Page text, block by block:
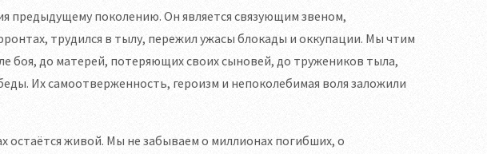
предыдущему поколению. Он является связующим звеном,
трудился в тылу, пережил ужасы блокады и оккупации. Мы чтим
боя, до матерей, потеряющих своих сыновей, до тружеников тыла,
Их самоотверженность, героизм и непоколебимая воля заложили
остаётся живой. Мы не забываем о миллионах погибших, о